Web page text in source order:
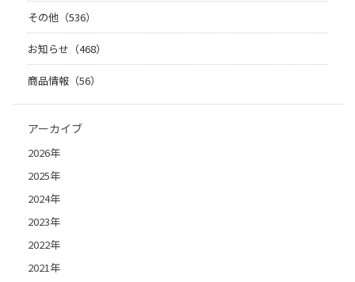
その他（536）
お知らせ（468）
商品情報（56）
アーカイブ
2026年
2025年
2024年
2023年
2022年
2021年